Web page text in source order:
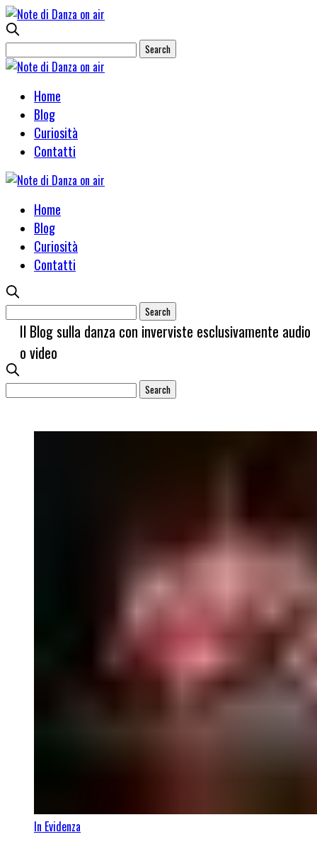
Home
Blog
Curiosità
Contatti
Home
Blog
Curiosità
Contatti
Il Blog sulla danza con inverviste esclusivamente audio
o video
In Evidenza